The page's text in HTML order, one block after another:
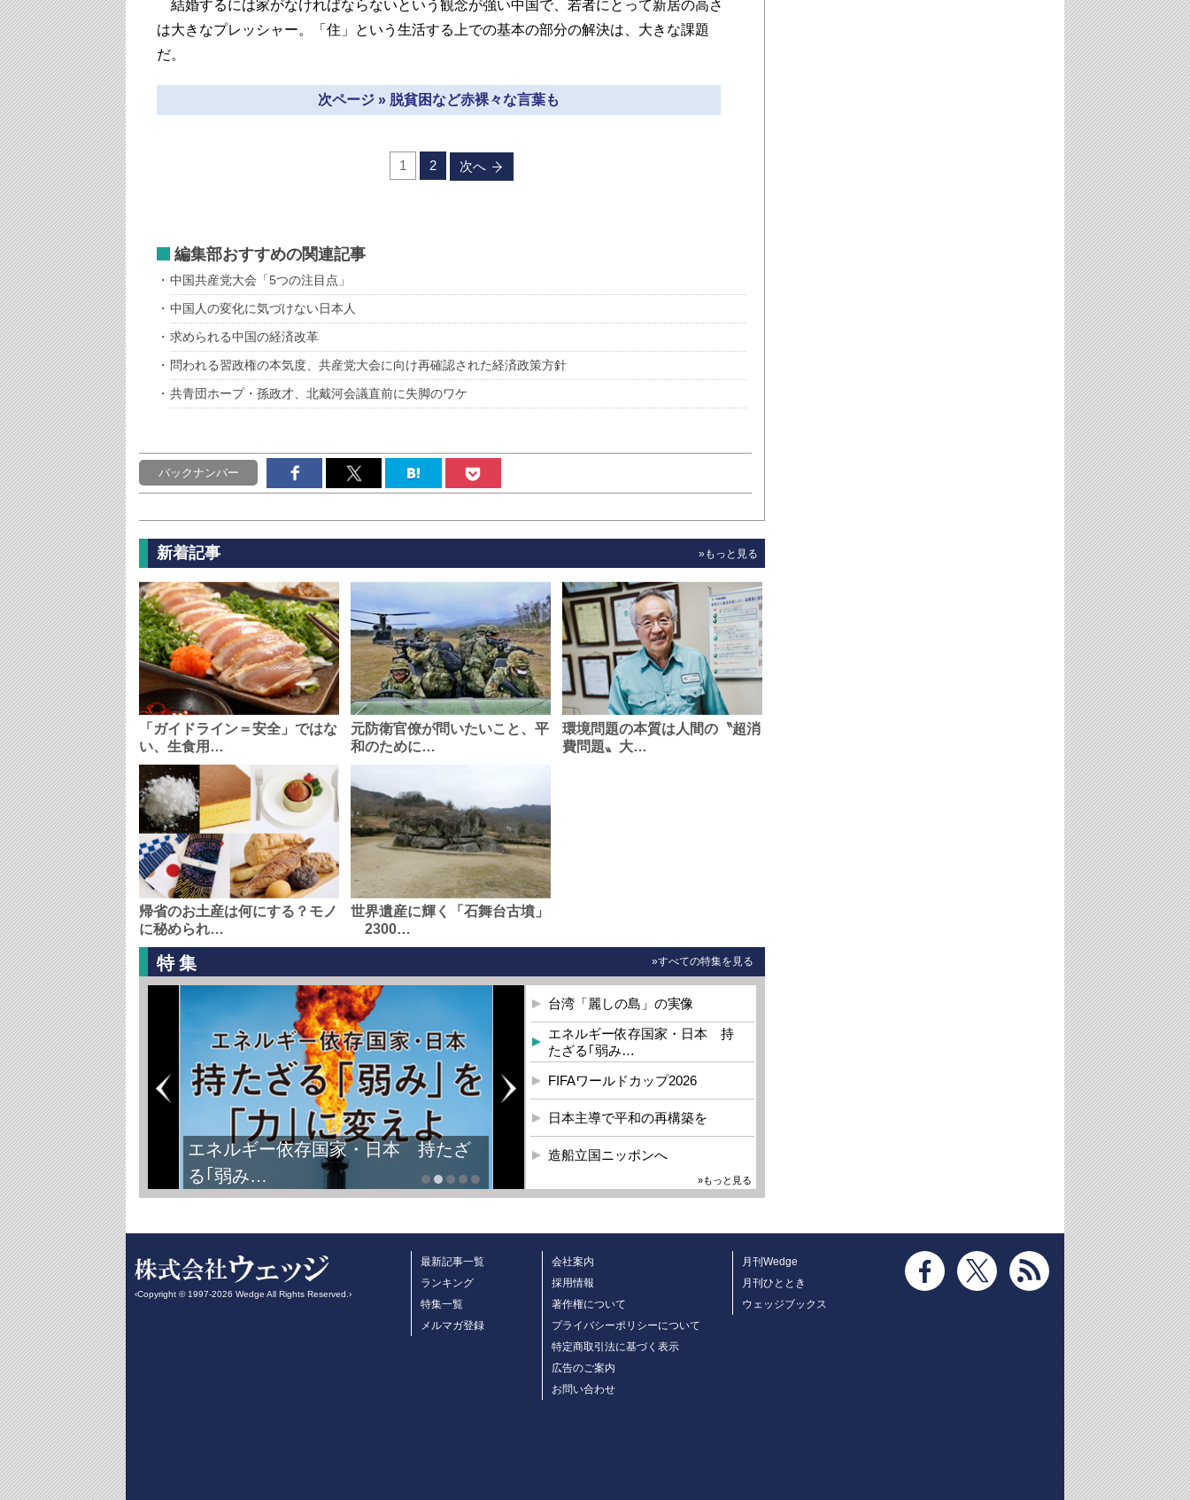
結婚するには家がなければならないという観念が強い中国で、若者にとって新居の高さ
は大きなプレッシャー。「住」という生活する上での基本の部分の解決は、大きな課題
だ。
次ページ » 脱貧困など赤裸々な言葉も
1 2 次へ
編集部おすすめの関連記事
中国共産党大会「5つの注目点」
中国人の変化に気づけない日本人
求められる中国の経済改革
問われる習政権の本気度、共産党大会に向け再確認された経済政策方針
共青団ホープ・孫政才、北戴河会議直前に失脚のワケ
バックナンバー
新着記事 »もっと見る
「ガイドライン＝安全」ではな
い、生食用…
元防衛官僚が問いたいこと、平
和のために…
環境問題の本質は人間の〝超消
費問題〟大…
帰省のお土産は何にする？モノ
に秘められ…
世界遺産に輝く「石舞台古墳」
2300…
特集 »すべての特集を見る
エネルギー依存国家・日本 持たざ
る｢弱み…
台湾「麗しの島」の実像
エネルギー依存国家・日本 持
たざる｢弱み…
FIFAワールドカップ2026
日本主導で平和の再構築を
造船立国ニッポンへ
»もっと見る
‹Copyright © 1997-2026 Wedge All Rights Reserved.›
最新記事一覧
ランキング
特集一覧
メルマガ登録
会社案内
採用情報
著作権について
プライバシーポリシーについて
特定商取引法に基づく表示
広告のご案内
お問い合わせ
月刊Wedge
月刊ひととき
ウェッジブックス